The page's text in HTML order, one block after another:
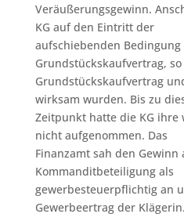
Veräußerungsgewinn.
KG auf den Eintritt der
aufschiebenden Bedingung
Grundstückskaufvertrag,
Grundstückskaufvertrag
wirksam wurden. Bis zu
Zeitpunkt hatte die KG ihre
nicht aufgenommen. Das
Finanzamt sah den
Kommanditbeteiligung als
gewerbesteuerpflichtig an
Gewerbeertrag der Klägerin.